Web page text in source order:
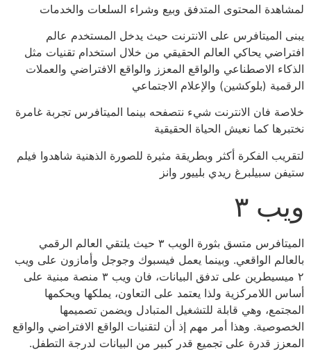
لمشاهدة المحتوى المتدفق وبيع وشراء السلعات والخدمات
يبنى الميتافرس على الانترنت حيث يدخل المستخدم عالم
افتراضي يحاكي العالم الحقيقي من خلال استخدام تقنيات مثل
الذكاء الاصطناعي والواقع المعزز والواقع الافتراضي والعملات
الرقمية (بلوكشين) والإعلام الاجتماعي
خلاصة فان الانترنت شيء نتصفحه بينما الميتافرس تجربة غامرة
نختبرها كما نعيش الحياة الحقيقية
لتقريب الفكرة أكثر وبطريقة مثيرة للصورة الذهنية شاهدوا فيلم
ستيفن سبيلبرغ ريدي بلييور وانز
ويب ٣
الميتافرس متسق بثورة الويب ٣ حيث يلتقي العالم الرقمي
بالعالم الواقعي. وبينما يعمل فيسبوك وجوجل وأمازون على ويب
٢ ميسيطرين على تدفق البيانات، فان ويب ٣ منصة مبنية على
أساس اللامركزية ولذا يعتمد على التعاون، يملكها ويحكمها
المجتمع، وهي قابلة للتشغيل المتبادل ويضمن تصميمها
الخصوصية. وهذا أمر مهم إذ أن لتقنيات الواقع الافتراضي والواقع
المعزز قدرة على تجميع قدر كبير من البيانات لدرجة التطفل.